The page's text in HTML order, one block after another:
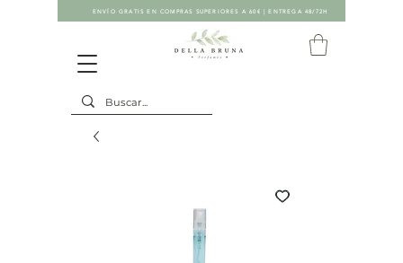
ENVÍO GRATIS EN COMPRAS SUPERIORES A 60€ | ENTREGA 48/72H